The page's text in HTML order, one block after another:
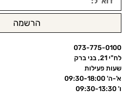
הרשמה
073-775-0100
לח"י 21, בני ברק
שעות פעילות
א'-ה' 09:30-18:00
ו' 09:30-13:30